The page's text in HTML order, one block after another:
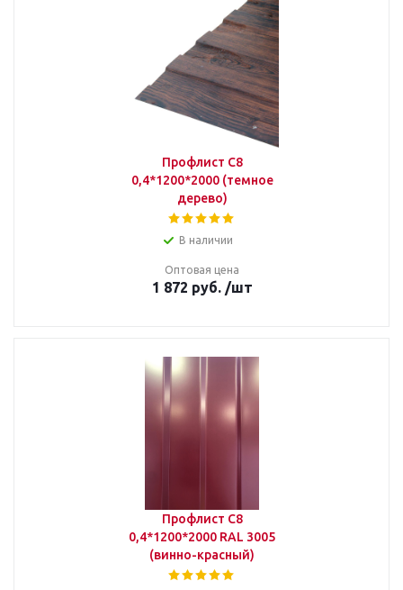
Профлист С8
0,4*1200*2000 (темное
дерево)
В наличии
Оптовая цена
1 872 руб. /шт
Профлист С8
0,4*1200*2000 RAL 3005
(винно-красный)